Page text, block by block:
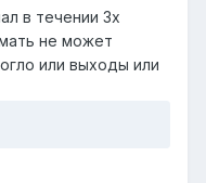
в течении 3х
не может
или выходы или